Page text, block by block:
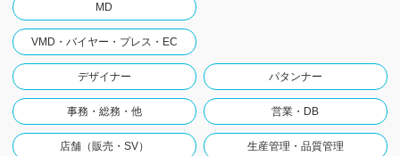
MD
VMD・バイヤー・プレス・EC
デザイナー パタンナー
事務・総務・他 営業・DB
店舗（販売・SV） 生産管理・品質管理